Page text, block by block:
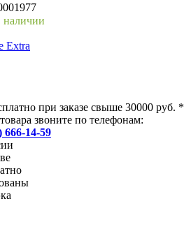
наличии
Extra
при заказе свыше 30000 руб. *
звоните по телефонам:
666-14-59